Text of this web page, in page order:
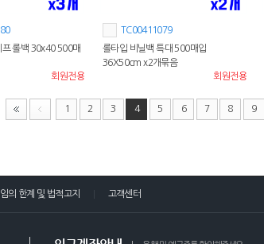
프 롤백 30x40 500매
회원전용
TC00411079
롤타입 비닐백 특대 500매입
36X50cm x2개묶음
회원전용
1 2 3 4 5 6 7 8 9
의 한계 및 법적고지 고객센터